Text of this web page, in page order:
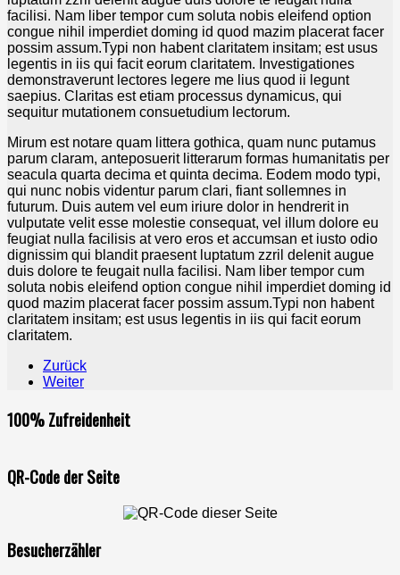
facilisi. Nam liber tempor cum soluta nobis eleifend option
congue nihil imperdiet doming id quod mazim placerat facer
possim assum.Typi non habent claritatem insitam; est usus
legentis in iis qui facit eorum claritatem. Investigationes
demonstraverunt lectores legere me lius quod ii legunt
saepius. Claritas est etiam processus dynamicus, qui
sequitur mutationem consuetudium lectorum.
Mirum est notare quam littera gothica, quam nunc putamus
parum claram, anteposuerit litterarum formas humanitatis per
seacula quarta decima et quinta decima. Eodem modo typi,
qui nunc nobis videntur parum clari, fiant sollemnes in
futurum. Duis autem vel eum iriure dolor in hendrerit in
vulputate velit esse molestie consequat, vel illum dolore eu
feugiat nulla facilisis at vero eros et accumsan et iusto odio
dignissim qui blandit praesent luptatum zzril delenit augue
duis dolore te feugait nulla facilisi. Nam liber tempor cum
soluta nobis eleifend option congue nihil imperdiet doming id
quod mazim placerat facer possim assum.Typi non habent
claritatem insitam; est usus legentis in iis qui facit eorum
claritatem.
Zurück
Weiter
100% Zufreidenheit
QR-Code der Seite
Besucherzähler